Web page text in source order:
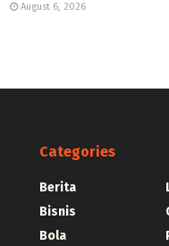
August 6, 2026
Categories
Berita
Bisnis
Bola